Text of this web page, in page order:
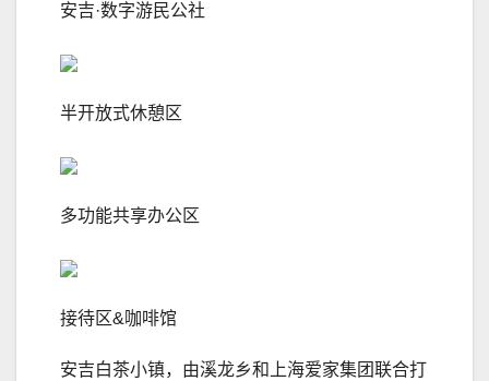
安吉·数字游民公社
半开放式休憩区
多功能共享办公区
接待区&咖啡馆
安吉白茶小镇，由溪龙乡和上海爱家集团联合打